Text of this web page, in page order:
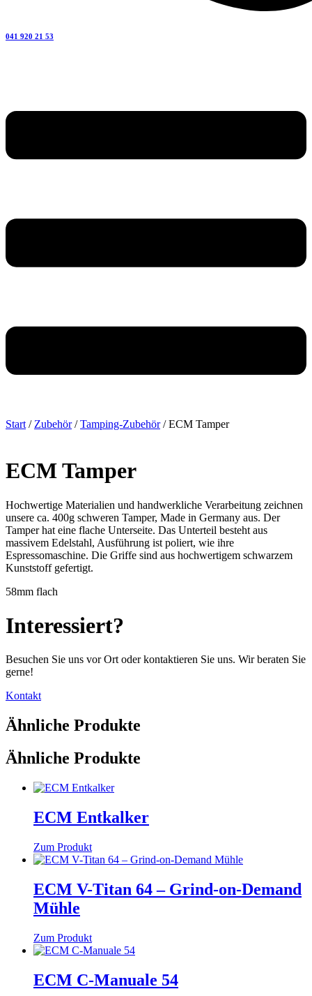
041 920 21 53
Start / Zubehör/Tamping-Zubehör/ ECM Tamper
ECM Tamper
Hochwertige Materialien und handwerkliche Verarbeitung zeichnen
unsere ca. 400g schweren Tamper, Made in Germany aus. Der
Tamper hat eine flache Unterseite. Das Unterteil besteht aus
massivem Edelstahl, Ausführung ist poliert, wie ihre
Espressomaschine. Die Griffe sind aus hochwertigem schwarzem
Kunststoff gefertigt.
58mm flach
Interessiert?
Besuchen Sie uns vor Ort oder kontaktieren Sie uns. Wir beraten Sie
gerne!
Kontakt
Ähnliche Produkte
Ähnliche Produkte
ECM Entkalker
Zum Produkt
ECM V-Titan 64 – Grind-on-Demand
Mühle
Zum Produkt
ECM C-Manuale 54